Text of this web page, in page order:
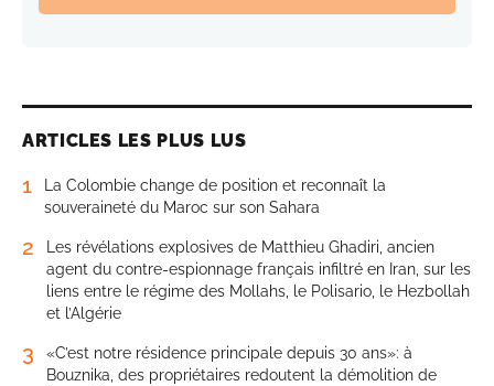
ARTICLES LES PLUS LUS
1
La Colombie change de position et reconnaît la
souveraineté du Maroc sur son Sahara
2
Les révélations explosives de Matthieu Ghadiri, ancien
agent du contre-espionnage français infiltré en Iran, sur les
liens entre le régime des Mollahs, le Polisario, le Hezbollah
et l’Algérie
3
«C’est notre résidence principale depuis 30 ans»: à
Bouznika, des propriétaires redoutent la démolition de